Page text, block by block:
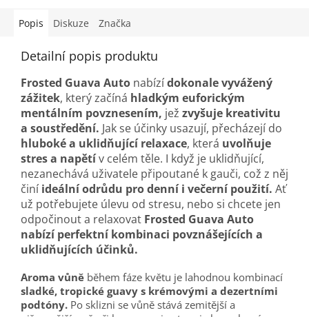
Popis Diskuze Značka
Detailní popis produktu
Frosted Guava Auto nabízídokonale vyvážený
zážitek, který začíná hladkým euforickým
mentálním povznesením, jež zvyšuje kreativitu
a soustředění. Jak se účinky usazují, přecházejí do
hluboké a uklidňující relaxace, která uvolňuje
stres a napětív celém těle. I když je uklidňující,
nezanechává uživatele připoutané k gauči, což z něj
činí ideální odrůdu pro denní i večerní použití. Ať
už potřebujete úlevu od stresu, nebo si chcete jen
odpočinout a relaxovat Frosted Guava Auto
nabízí perfektní kombinaci povznášejících a
uklidňujících účinků.
Aroma vůně během fáze květu je lahodnou kombinací
sladké, tropické guavy s krémovými a dezertními
podtóny. Po sklizni se vůně stává zemitější a